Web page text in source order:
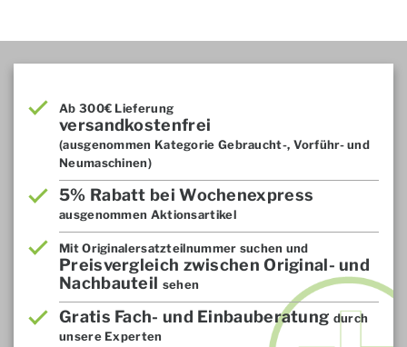
Ab 300€ Lieferung
versandkostenfrei
(ausgenommen Kategorie Gebraucht-, Vorführ- und
Neumaschinen)
5% Rabatt bei Wochenexpress
ausgenommen Aktionsartikel
Mit Originalersatzteilnummer suchen und
Preisvergleich zwischen Original- und
Nachbauteil sehen
Gratis Fach- und Einbauberatung durch
unsere Experten